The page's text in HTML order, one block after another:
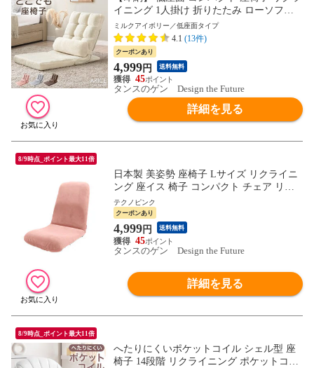
イニング 1人掛け 折りたたみ ローソファ
フロアソファ 背もたれ座椅子 チェア こた
つ 軽量 スリム 1P 北欧 おしゃれ 15200109
〔ミルクアイボリー〕
ミルクアイボリー／低座面タイプ
4.1 (13件)
クーポンあり
4,999円 送料無料
45
タンスのゲン Design the Future
詳細を見る
8/9時点_ポイント最大11倍
日本製 美姿勢 座椅子 Lサイズ リクライニ
ング 座イス 椅子 コンパクト チェア リク
ライニングチェアー リクライニングチェア
折りたたみ フロアチェアー 座いす 440300
66〔テクノピンク〕
テクノピンク
クーポンあり
4,999円 送料無料
45
タンスのゲン Design the Future
詳細を見る
8/9時点_ポイント最大11倍
へたりにくいポケットコイル シェル型 座
椅子 14段階 リクライニング ポケットコイ